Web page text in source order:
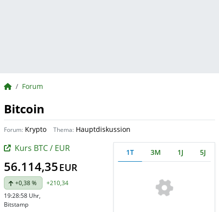
BörsenNEWS.de
Forum
Bitcoin
Forum: Krypto Thema: Hauptdiskussion
Kurs BTC / EUR
56.114,35EUR
+0,38 %
+210,34
19:28:58 Uhr,
Bitstamp
1T 3M 1J 5J